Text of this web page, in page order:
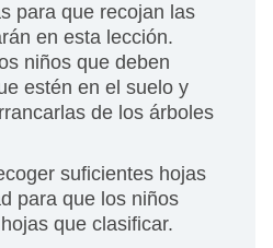
para que recojan las
en esta lección.
niños que deben
estén en el suelo y
de los árboles
suficientes hojas
para que los niños
que clasificar.